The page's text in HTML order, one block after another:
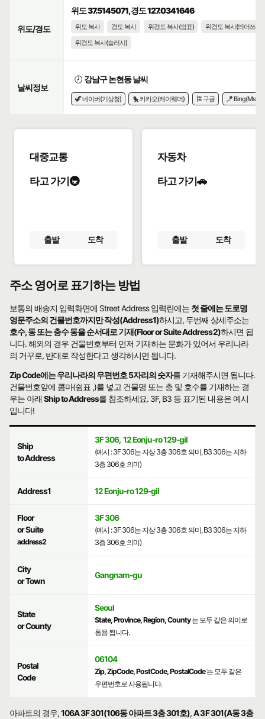
위도/경도
위도 37.5145071, 경도 127.0341646
위도 복사 경도 복사 위경도 복사(쉼표)
위경도 복사(띄어쓰기)
위경도 복사(슬러시)
날씨정보
🕗 강남구 논현동 날씨
🦖 네이버(기상청) 🐤 카카오(케이웨더) 🎏 구글 🪁 Bing(Msn)
대중교통
타고 가기🚇
출발 도착
자동차
타고 가기🚗
출발 도착
주소 영어로 표기하는 방법
보통의 배송지 입력화면에 Street Address 입력란에는 첫 줄에는 도로명
영문주소의 건물번호까지만 작성(Address1)하시고, 두번째 상세주소는
호수, 동 또는 층수 동을 순서대로 기재(Floor or Suite Address2)하시면 됩
니다. 해외의 경우 건물번호부터 먼저 기재하는 문화가 있어서 우리나라
의 거꾸로, 반대로 작성한다고 생각하시면 됩니다.
Zip Code에는 우리나라의 우편번호 5자리의 숫자를 기재해주시면 됩니다.
건물번호앞에 콤마(쉼표 ,)를 넣고 건물명 또는 층 및 호수를 기재하는 경
우는 아래Ship to Address를 참조하세요. 3F, B3 등 표기된 내용은 예시
입니다!
Ship
to Address
3F 306, 12 Eonju-ro 129-gil
(예시 : 3F 306는 지상 3층 306호 의미, B3 306는 지하
3층 306호 의미)
Address1 12 Eonju-ro 129-gil
Floor
or Suite
address2
3F 306
(예시 : 3F 306는 지상 3층 306호 의미, B3 306는 지하
3층 306호 의미)
City
or Town
Gangnam-gu
State
or County
Seoul
State, Province, Region, County는 모두 같은 의미로
통용 됩니다.
Postal
Code
06104
Zip, ZipCode, PostCode, PostalCode는 모두 같은
우편번호로 사용됩니다.
아파트의 경우,106A 3F 301(106동 아파트 3층 301호),A 3F 301(A동 3층